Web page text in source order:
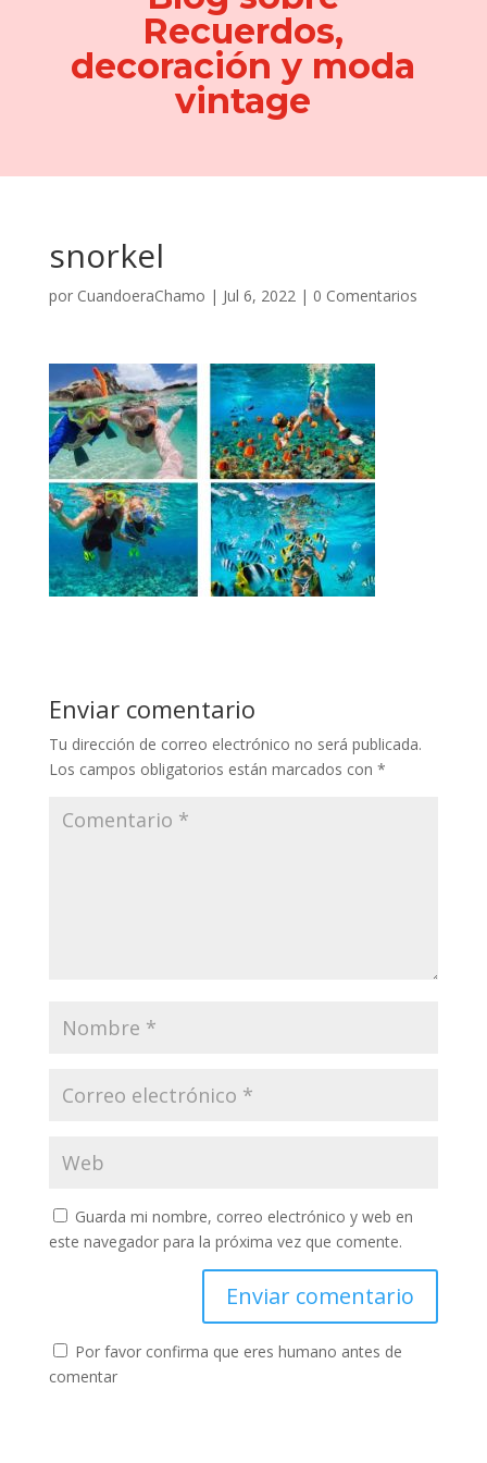
Recuerdos,
decoración y moda
vintage
snorkel
por CuandoeraChamo | Jul 6, 2022| 0 Comentarios
Enviar comentario
Tu dirección de correo electrónico no será publicada.
Los campos obligatorios están marcados con *
Guarda mi nombre, correo electrónico y web en
este navegador para la próxima vez que comente.
Por favor confirma que eres humano antes de
comentar